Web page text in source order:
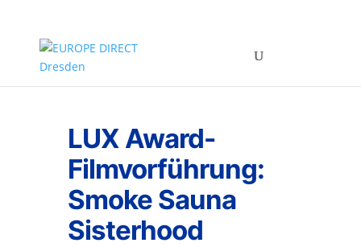
LUX Award-
Filmvorführung:
Smoke Sauna
Sisterhood